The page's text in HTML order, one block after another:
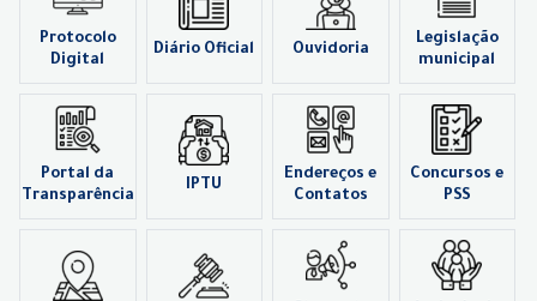
Protocolo
Digital
Diário Oficial Ouvidoria
Legislação
municipal
Portal da
Transparência
IPTU
Endereços e
Contatos
Concursos e
PSS